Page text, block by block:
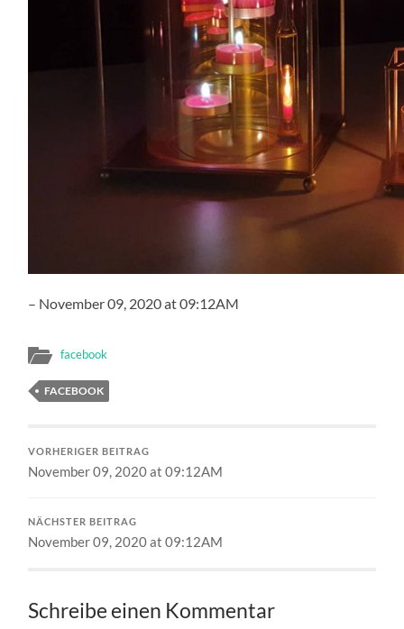
– November 09, 2020 at 09:12AM
facebook
FACEBOOK
VORHERIGER BEITRAG
November 09, 2020 at 09:12AM
NÄCHSTER BEITRAG
November 09, 2020 at 09:12AM
Schreibe einen Kommentar